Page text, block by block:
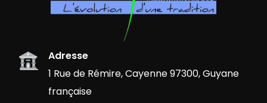
Adresse
1 Rue de Rémire, Cayenne 97300, Guyane
française